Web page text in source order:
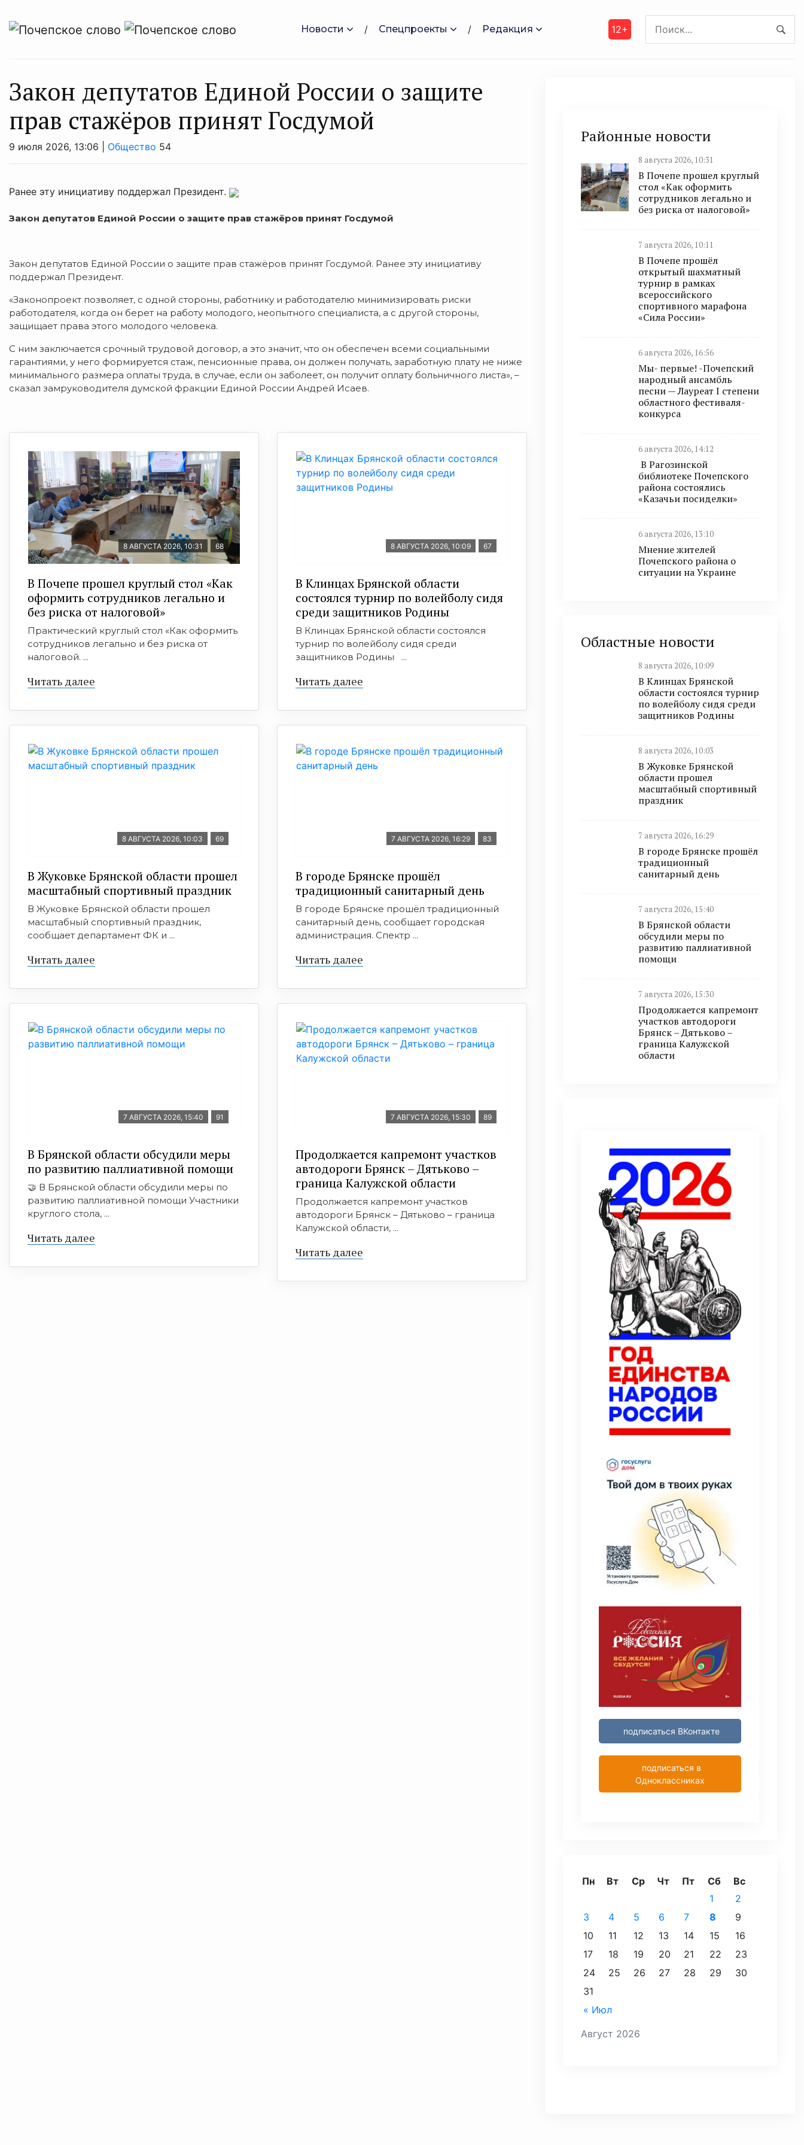
Новости Спецпроекты Редакция 12+
Закон депутатов Единой России о защите
прав стажёров принят Госдумой
9 июля 2026, 13:06 | Общество 54
Ранее эту инициативу поддержал Президент.
Закон депутатов Единой России о защите прав стажёров принят Госдумой
Закон депутатов Единой России о защите прав стажёров принят Госдумой. Ранее эту инициативу
поддержал Президент.
«Законопроект позволяет, с одной стороны, работнику и работодателю минимизировать риски
работодателя, когда он берет на работу молодого, неопытного специалиста, а с другой стороны,
защищает права этого молодого человека.
С ним заключается срочный трудовой договор, а это значит, что он обеспечен всеми социальными
гарантиями, у него формируется стаж, пенсионные права, он должен получать, заработную плату не ниже
минимального размера оплаты труда, в случае, если он заболеет, он получит оплату больничного листа», –
сказал замруководителя думской фракции Единой России Андрей Исаев.
8 АВГУСТА 2026, 10:31 68
В Почепе прошел круглый стол «Как
оформить сотрудников легально и
без риска от налоговой»
Практический круглый стол «Как оформить
сотрудников легально и без риска от
налоговой. ...
Читать далее
8 АВГУСТА 2026, 10:09 67
В Клинцах Брянской области
состоялся турнир по волейболу сидя
среди защитников Родины
В Клинцах Брянской области состоялся
турнир по волейболу сидя среди
защитников Родины ...
Читать далее
8 АВГУСТА 2026, 10:03 69
В Жуковке Брянской области прошел
масштабный спортивный праздник
В Жуковке Брянской области прошел
масштабный спортивный праздник,
сообщает департамент ФК и ...
Читать далее
7 АВГУСТА 2026, 16:29 83
В городе Брянске прошёл
традиционный санитарный день
В городе Брянске прошёл традиционный
санитарный день, сообщает городская
администрация. Спектр ...
Читать далее
7 АВГУСТА 2026, 15:40 91
В Брянской области обсудили меры
по развитию паллиативной помощи
🤝 В Брянской области обсудили меры по
развитию паллиативной помощи Участники
круглого стола, ...
Читать далее
7 АВГУСТА 2026, 15:30 89
Продолжается капремонт участков
автодороги Брянск – Дятьково –
граница Калужской области
Продолжается капремонт участков
автодороги Брянск – Дятьково – граница
Калужской области, ...
Читать далее
Районные новости
8 августа 2026, 10:31
В Почепе прошел круглый
стол «Как оформить
сотрудников легально и
без риска от налоговой»
7 августа 2026, 10:11
В Почепе прошёл
открытый шахматный
турнир в рамках
всероссийского
спортивного марафона
«Сила России»
6 августа 2026, 16:56
Мы- первые! -Почепский
народный ансамбль
песни — Лауреат I степени
областного фестиваля-
конкурса
6 августа 2026, 14:12
В Рагозинской
библиотеке Почепского
района состоялись
«Казачьи посиделки»
6 августа 2026, 13:10
Мнение жителей
Почепского района о
ситуации на Украине
Областные новости
8 августа 2026, 10:09
В Клинцах Брянской
области состоялся турнир
по волейболу сидя среди
защитников Родины
8 августа 2026, 10:03
В Жуковке Брянской
области прошел
масштабный спортивный
праздник
7 августа 2026, 16:29
В городе Брянске прошёл
традиционный
санитарный день
7 августа 2026, 15:40
В Брянской области
обсудили меры по
развитию паллиативной
помощи
7 августа 2026, 15:30
Продолжается капремонт
участков автодороги
Брянск – Дятьково –
граница Калужской
области
подписаться ВКонтакте
подписаться в
Одноклассниках
Август 2026
Пн Вт Ср Чт Пт Сб Вс
« Июл
1
2
3
4 5 6 7 8
9
10
11 12 13 14 15
16
17
18 19 20 21 22
23
24
25 26 27 28 29
30
31